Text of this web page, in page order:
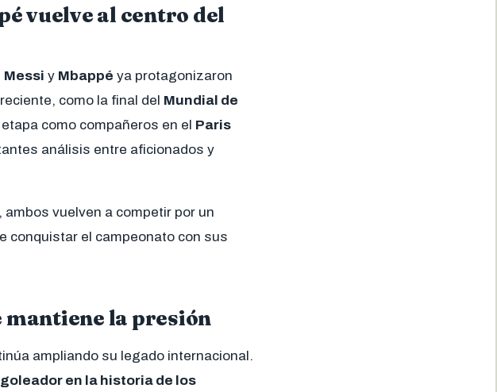
vuelve al centro del
Messi y Mbappé ya protagonizaron
como la final del Mundial de
como compañeros en el Paris
análisis entre aficionados y
, ambos vuelven a competir por un
conquistar el campeonato con sus
mantiene la presión
ampliando su legado internacional.
en la historia de los